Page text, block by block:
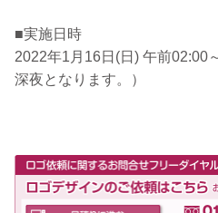
■実施日時
2022年1月16日(日) 午前
深夜となります。）